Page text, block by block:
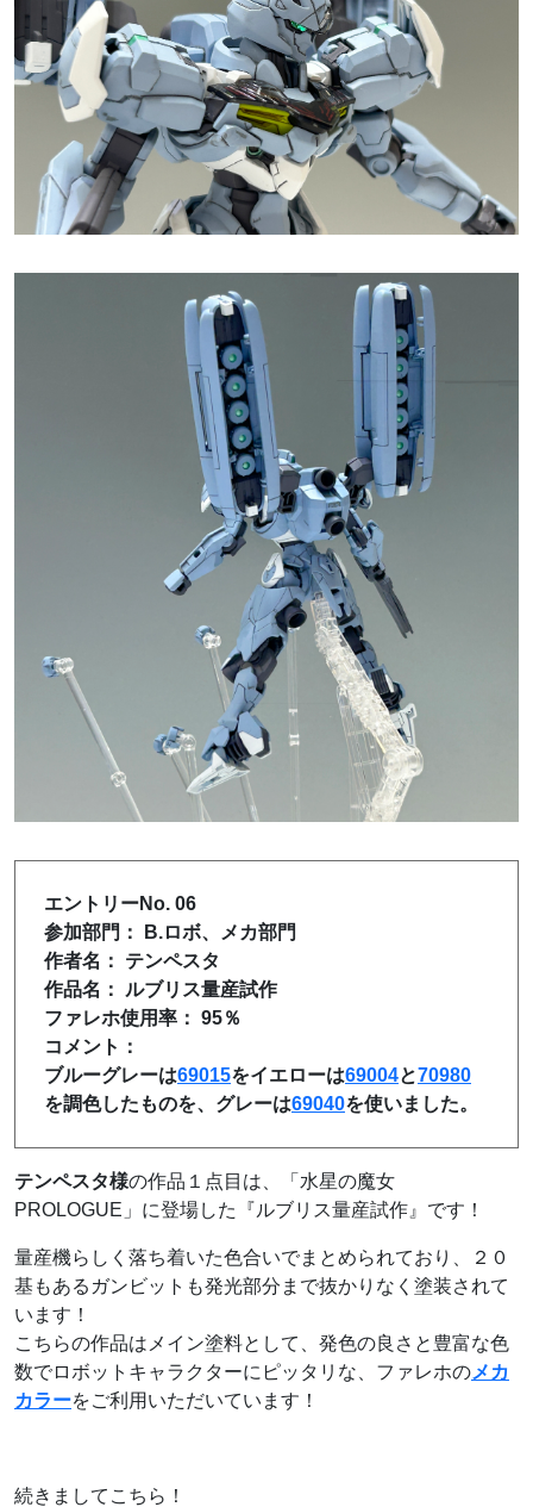
エントリーNo. 06
参加部門： B.ロボ、メカ部門
作者名： テンペスタ
作品名： ルブリス量産試作
ファレホ使用率： 95％
コメント：
ブルーグレーは69015をイエローは69004と70980
を調色したものを、グレーは69040を使いました。
テンペスタ様の作品１点目は、「水星の魔女
PROLOGUE」に登場した『ルブリス量産試作』です！
量産機らしく落ち着いた色合いでまとめられており、２０
基もあるガンビットも発光部分まで抜かりなく塗装されて
います！
こちらの作品はメイン塗料として、発色の良さと豊富な色
数でロボットキャラクターにピッタリな、ファレホのメカ
カラーをご利用いただいています！
続きましてこちら！